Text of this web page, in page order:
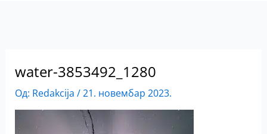
water-3853492_1280
Од: Redakcija /21. новембар 2023.